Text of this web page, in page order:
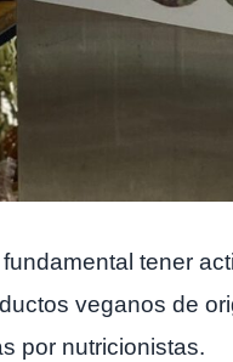
tener
veganos de
por nutricionistas.